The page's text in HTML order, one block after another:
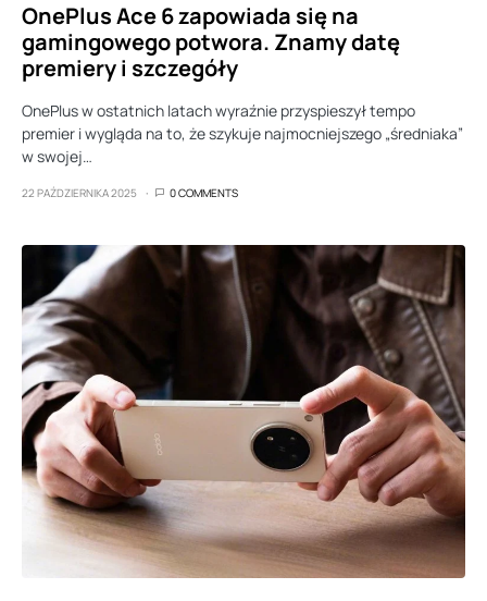
OnePlus Ace 6 zapowiada się na
gamingowego potwora. Znamy datę
premiery i szczegóły
OnePlus w ostatnich latach wyraźnie przyspieszył tempo
premier i wygląda na to, że szykuje najmocniejszego „średniaka”
w swojej…
22 PAŹDZIERNIKA 2025 0 COMMENTS